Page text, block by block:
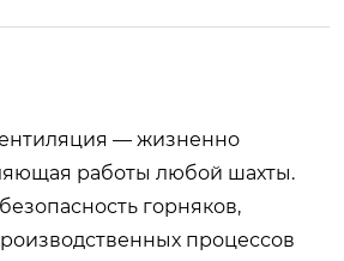
— жизненно
работы любой шахты.
безопасность горняков,
процессов